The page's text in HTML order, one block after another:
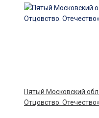
Пятый Московский областной форум «Отец.
Отцовство. Отечество».